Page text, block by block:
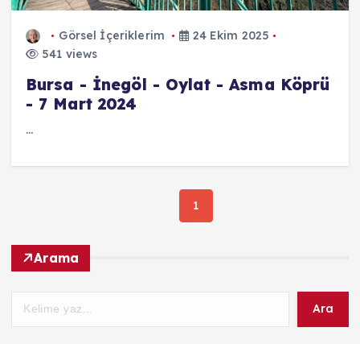
Görsel İçeriklerim
24 Ekim 2025
541 views
Bursa - İnegöl - Oylat - Asma Köprü
- 7 Mart 2024
...
1
Arama
Ara